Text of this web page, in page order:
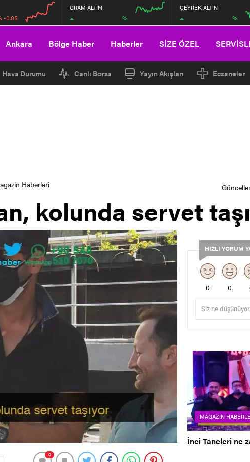
-0.05
GRAM ALTIN
%
ÇEYREK ALTIN
%
Ankara Bölge Haber Haberler SİZE ÖZEL
Hava Durumu Canlı Borsa Yayın Akışları Eczaneler
Haberleri
kolunda servet
0
HIZLI YORUM
0 0
MAGAZIN
İnci Taneleri ne